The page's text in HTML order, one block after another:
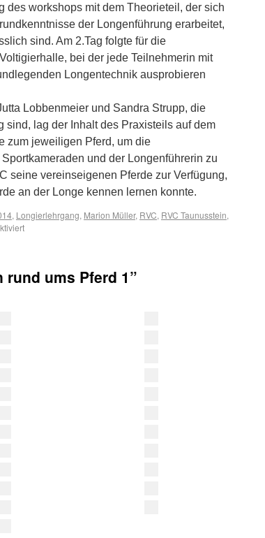
des workshops mit dem Theorieteil, der sich
der Longenführung erarbeitet,
sind. Am 2.Tag folgte für die
bei der jede Teilnehmerin mit
Longentechnik ausprobieren
Lobbenmeier und Sandra Strupp, die
sind, lag der Inhalt des Praxisteils auf dem
zum jeweiligen Pferd, um die
und der Longenführerin zu
seine vereinseigenen Pferde zur Verfügung,
an der Longe kennen lernen konnte.
, Longierlehrgang, Marion Müller, RVC, RVC Taunusstein,
rund ums Pferd 1”